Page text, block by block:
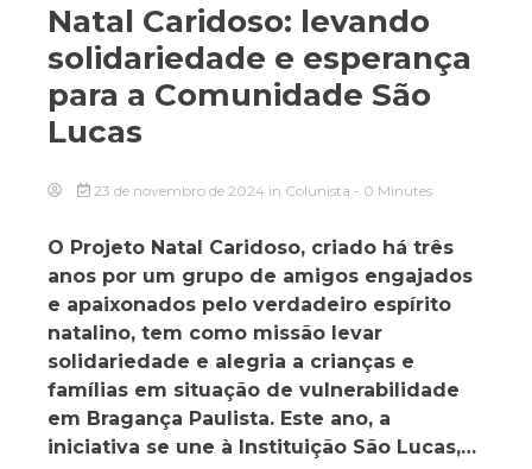
Natal Caridoso: levando
solidariedade e esperança
para a Comunidade São
Lucas
23 de novembro de 2024 in Colunista - 0 Minutes
O Projeto Natal Caridoso, criado há três
anos por um grupo de amigos engajados
e apaixonados pelo verdadeiro espírito
natalino, tem como missão levar
solidariedade e alegria a crianças e
famílias em situação de vulnerabilidade
em Bragança Paulista. Este ano, a
iniciativa se une à Instituição São Lucas,…